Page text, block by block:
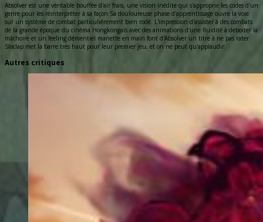
Absolver est une véritable bouffée d'air frais, une vision inédite qui s'approprie les codes d'un
genre pour les réinterpréter à sa façon Sa douloureuse phase d'apprentissage ouvre la voie
sur un système de combat particulièrement bien rodé. L'impression d'assister à des combats
de la grande époque du cinéma Hongkongais avec des animations d'une fluidité à déboiter la
mâchoire et un feeling démentiel manette en main font d'Absolver un titre à ne pas rater.
Sloclap met la barre très haut pour leur premier jeu, et on ne peut qu'applaudir.
Autres critiques